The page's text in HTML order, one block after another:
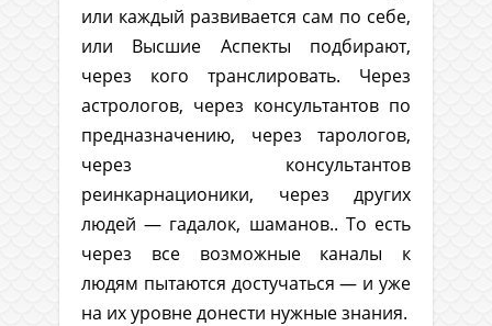
или каждый развивается сам по себе,
или Высшие Аспекты подбирают,
через кого транслировать. Через
астрологов, через консультантов по
предназначению, через тарологов,
через консультантов
реинкарнационики, через других
людей — гадалок, шаманов.. То есть
через все возможные каналы к
людям пытаются достучаться — и уже
на их уровне донести нужные знания.